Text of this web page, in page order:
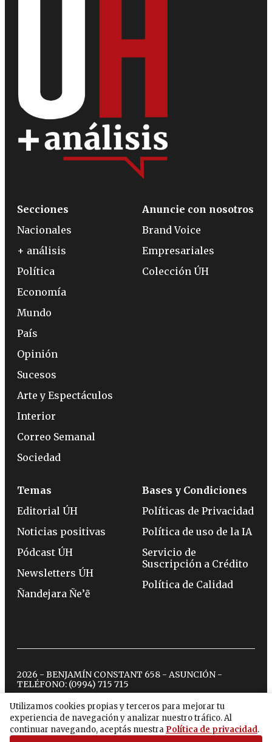
Utilizamos cookies propias y terceros para mejorar tu
experiencia de navegación y analizar nuestro tráfico. Al
continuar navegando, aceptás nuestra Política de privacidad.
Secciones
Nacionales
+ análisis
Política
Economía
Mundo
País
Opinión
Sucesos
Arte y Espectáculos
Interior
Correo Semanal
Sociedad
Anuncie con nosotros
Brand Voice
Empresariales
Colección ÚH
Temas
Editorial ÚH
Noticias positivas
Pódcast ÚH
Newsletters ÚH
Ñandejara Ñe’ẽ
Bases y Condiciones
Políticas de Privacidad
Política de uso de la IA
Servicio de
Suscripción a Crédito
Política de Calidad
2026 - BENJAMÍN CONSTANT 658 - ASUNCIÓN -
TELÉFONO: (0994) 715 715
twitterinstagram
facebook
tiktokyoutubespotify